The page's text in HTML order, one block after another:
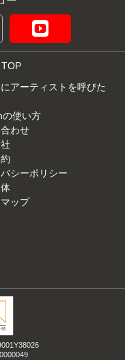
アーティストを呼びた
の使い方
わせ
シーポリシー
ップ